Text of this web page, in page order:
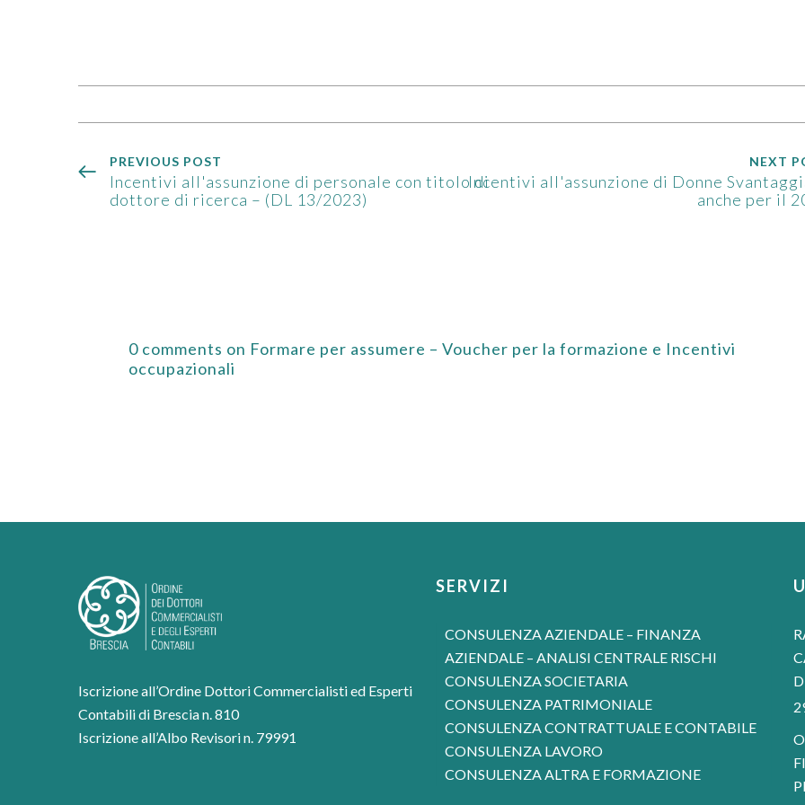
PREVIOUS POST
Incentivi all'assunzione di personale con titolo di
dottore di ricerca – (DL 13/2023)
NEXT
Incentivi all'assunzione di Donne
anche per il
0 comments on Formare per assumere – Voucher per la formazione e Incentivi
occupazionali
Iscrizione all’Ordine Dottori Commercialisti ed Esperti
Contabili di Brescia n. 810
Iscrizione all’Albo Revisori n. 79991
SERVIZI
CONSULENZA AZIENDALE – FINANZA
AZIENDALE – ANALISI CENTRALE RISCHI
CONSULENZA SOCIETARIA
CONSULENZA PATRIMONIALE
CONSULENZA CONTRATTUALE E CONTABILE
CONSULENZA LAVORO
CONSULENZA ALTRA E FORMAZIONE